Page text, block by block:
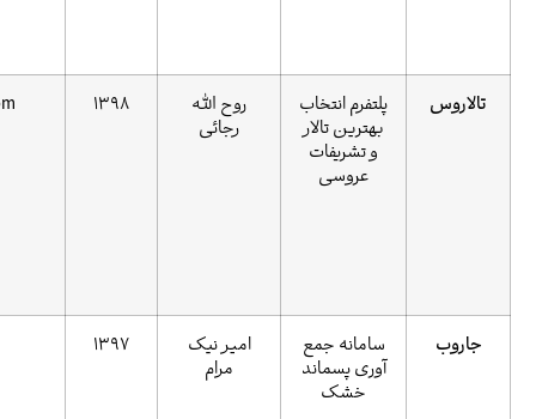
پلتفرم انتخاب
روح الله
رجائی
1398
talaroos.com
سامانه جمع
امیر نیک
مرام
1397